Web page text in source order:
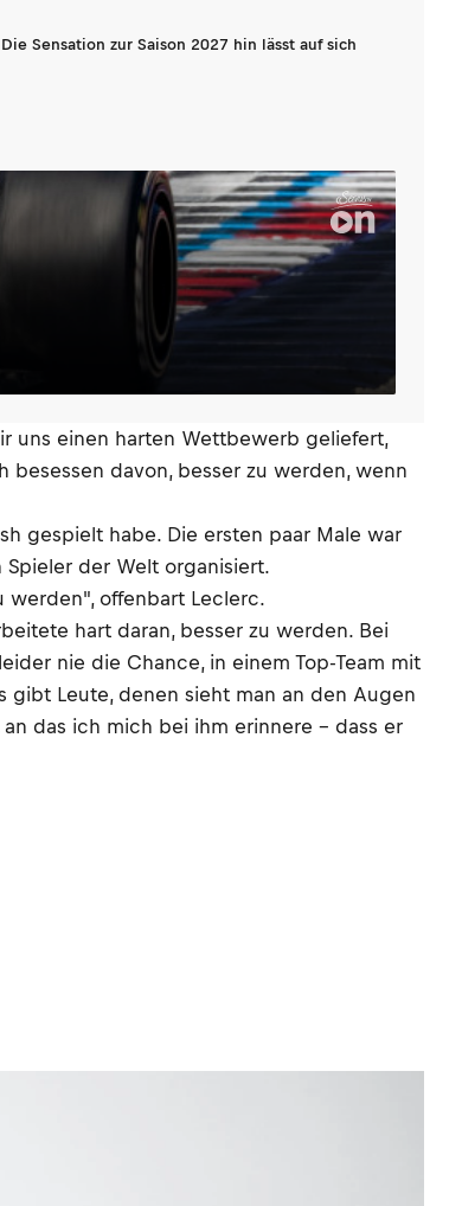
Sensation zur Saison 2027 hin lässt auf sich
uns einen harten Wettbewerb geliefert,
davon, besser zu werden, wenn
gespielt habe. Die ersten paar Male war
der Welt organisiert.
werden", offenbart Leclerc.
hart daran, besser zu werden. Bei
nie die Chance, in einem Top-Team mit
gibt Leute, denen sieht man an den Augen
das ich mich bei ihm erinnere – dass er